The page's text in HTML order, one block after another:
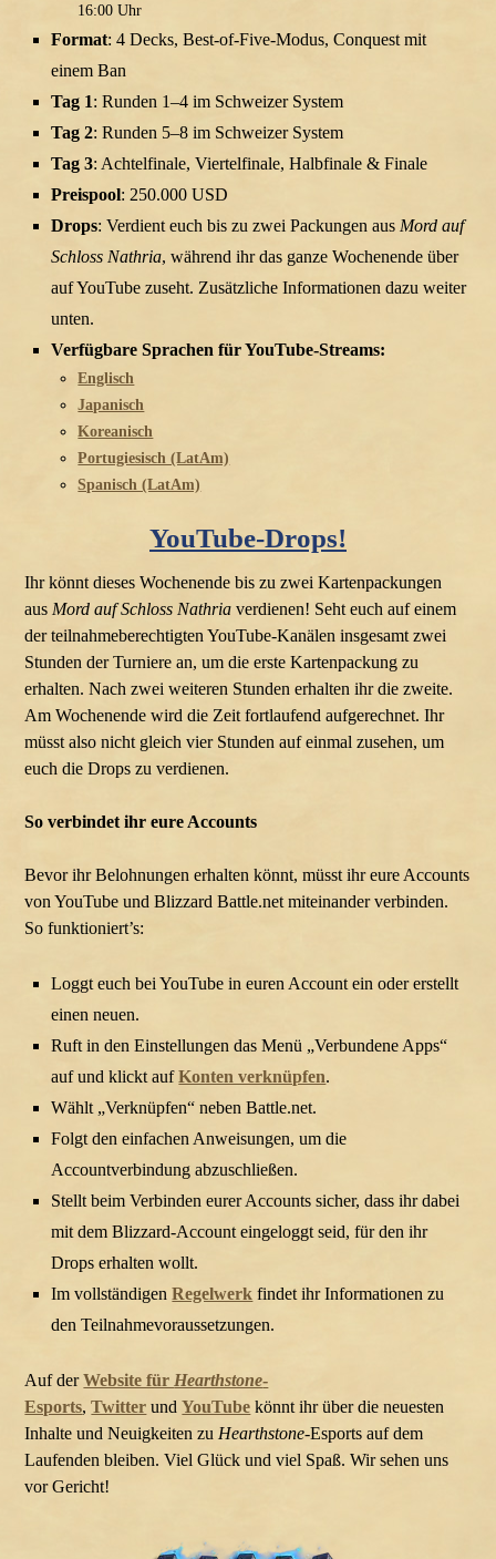
16:00 Uhr
Format: 4 Decks, Best-of-Five-Modus, Conquest mit
einem Ban
Tag 1: Runden 1–4 im Schweizer System
Tag 2: Runden 5–8 im Schweizer System
Tag 3: Achtelfinale, Viertelfinale, Halbfinale & Finale
Preispool: 250.000 USD
Drops: Verdient euch bis zu zwei Packungen aus Mord auf
Schloss Nathria, während ihr das ganze Wochenende über
auf YouTube zuseht. Zusätzliche Informationen dazu weiter
unten.
Verfügbare Sprachen für YouTube-Streams:
Englisch
Japanisch
Koreanisch
Portugiesisch (LatAm)
Spanisch (LatAm)
YouTube-Drops!
Ihr könnt dieses Wochenende bis zu zwei Kartenpackungen
aus Mord auf Schloss Nathria verdienen! Seht euch auf einem
der teilnahmeberechtigten YouTube-Kanälen insgesamt zwei
Stunden der Turniere an, um die erste Kartenpackung zu
erhalten. Nach zwei weiteren Stunden erhalten ihr die zweite.
Am Wochenende wird die Zeit fortlaufend aufgerechnet. Ihr
müsst also nicht gleich vier Stunden auf einmal zusehen, um
euch die Drops zu verdienen.
So verbindet ihr eure Accounts
Bevor ihr Belohnungen erhalten könnt, müsst ihr eure Accounts
von YouTube und Blizzard Battle.net miteinander verbinden.
So funktioniert’s:
Loggt euch bei YouTube in euren Account ein oder erstellt
einen neuen.
Ruft in den Einstellungen das Menü „Verbundene Apps“
auf und klickt aufKonten verknüpfen.
Wählt „Verknüpfen“ neben Battle.net.
Folgt den einfachen Anweisungen, um die
Accountverbindung abzuschließen.
Stellt beim Verbinden eurer Accounts sicher, dass ihr dabei
mit dem Blizzard-Account eingeloggt seid, für den ihr
Drops erhalten wollt.
Im vollständigenRegelwerk findet ihr Informationen zu
den Teilnahmevoraussetzungen.
Auf derWebsite für Hearthstone-
Esports,Twitter undYouTube könnt ihr über die neuesten
Inhalte und Neuigkeiten zu Hearthstone-Esports auf dem
Laufenden bleiben. Viel Glück und viel Spaß. Wir sehen uns
vor Gericht!